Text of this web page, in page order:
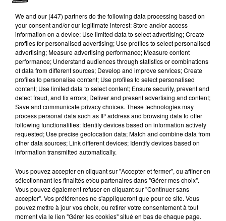
Lecture (5 min 43 sec)
100%
On se fait du bien SUR 100% radio avec Cécile
28 mai 2025 - 5 min 43 sec
ON SE FAIT DU BIEN SUR 100%, ÉMISSION DU
28/05/2025
We and our (447) partnersdo the following data processing based on
your consent and/or our legitimate interest: Store and/or access
information on a device; Use limited data to select advertising; Create
profiles for personalised advertising; Use profiles to select personalised
advertising; Measure advertising performance; Measure content
performance; Understand audiences through statistics or combinations
of data from different sources; Develop and improve services; Create
profiles to personalise content; Use profiles to select personalised
content; Use limited data to select content; Ensure security, prevent and
detect fraud, and fix errors; Deliver and present advertising and content;
Save and communicate privacy choices. These technologies may
process personal data such as IP address and browsing data to offer
following functionalities: Identify devices based on information actively
requested; Use precise geolocation data; Match and combine data from
other data sources; Link different devices; Identify devices based on
information transmitted automatically.
Vous pouvez accepter en cliquant sur "Accepter et fermer", ou affiner en
sélectionnant les finalités et/ou partenaires dans "Gérer mes choix".
Vous pouvez également refuser en cliquant sur "Continuer sans
accepter". Vos préférences ne s'appliqueront que pour ce site. Vous
pouvez mettre à jour vos choix, ou retirer votre consentement à tout
moment via le lien "Gérer les cookies" situé en bas de chaque page.